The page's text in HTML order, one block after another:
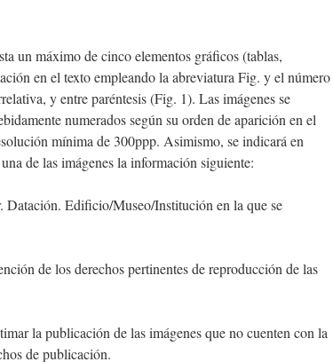
un máximo de cinco elementos gráficos (tablas,
en el texto empleando la abreviatura Fig. y el número
y entre paréntesis (Fig. 1). Las imágenes se
numerados según su orden de aparición en el
mínima de 300ppp. Asimismo, se indicará en
de las imágenes la información siguiente:
Datación. Edificio/Museo/Institución en la que se
de los derechos pertinentes de reproducción de las
la publicación de las imágenes que no cuenten con la
de publicación.